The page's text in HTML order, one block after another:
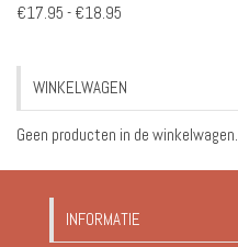
€17.95 - €18.95
€18.95
WINKELWAGEN
Geen producten in de winkelwagen.
INFORMATIE